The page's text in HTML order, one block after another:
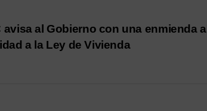
avisa al Gobierno con una enmienda a
a la Ley de Vivienda